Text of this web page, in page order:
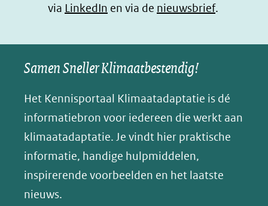
via LinkedIn (opent
nieuw
venster)
naar
een
andere
website)
en via de nieuwsbrief.
Samen Sneller Klimaatbestendig!
Het Kennisportaal Klimaatadaptatie is dé
informatiebron voor iedereen die werkt aan
klimaatadaptatie. Je vindt hier praktische
informatie, handige hulpmiddelen,
inspirerende voorbeelden en het laatste
nieuws.